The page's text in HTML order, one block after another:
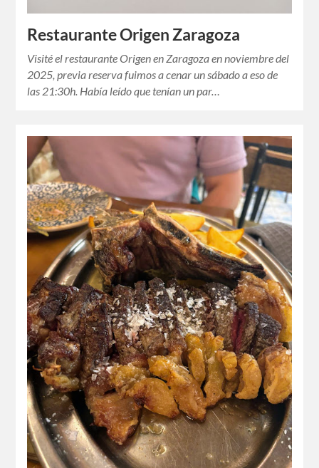
Restaurante Origen Zaragoza
Visité el restaurante Origen en Zaragoza en noviembre del
2025, previa reserva fuimos a cenar un sábado a eso de
las 21:30h. Había leído que tenían un par…